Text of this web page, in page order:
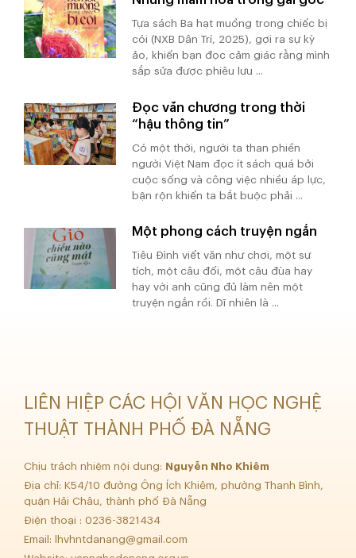
Tựa sách Ba hạt muồng trong chiếc bị
cói (NXB Dân Trí, 2025), gợi ra sự kỳ
ảo, khiến bạn đọc cảm giác rằng mình
sắp sửa được phiêu lưu ...
Đọc văn chương trong thời
“hậu thông tin”
Có một thời, người ta than phiền
người Việt Nam đọc ít sách quá bởi
cuộc sống và công việc nhiều áp lực,
bận rộn khiến ta bắt buộc phải ...
Một phong cách truyện ngắn
Tiêu Đình viết văn như chơi, một sự
tích, một câu đối, một câu đùa hay
hay với anh cũng đủ làm nên một
truyện ngắn rồi. Dĩ nhiên là ...
LIÊN HIỆP CÁC HỘI VĂN HỌC NGHỆ
THUẬT THÀNH PHỐ ĐÀ NẴNG
Chịu trách nhiệm nội dung: Nguyễn Nho Khiêm
Địa chỉ: K54/10 đường Ông Ích Khiêm, phường Thanh Bình,
quận Hải Châu, thành phố Đà Nẵng
Điện thoại : 0236-3821434
Email:
lhvhntdanang@gmail.com